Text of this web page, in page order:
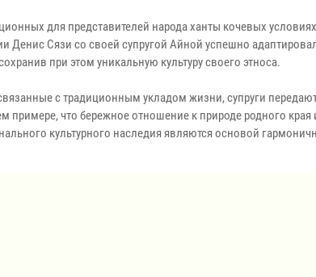
для представителей народа ханты кочевых
Денис Сязи со своей супругой Айной успешно
при этом уникальную культуру своего этноса.
с традиционным укладом жизни, супруги
примере, что бережное отношение к природе родного края
культурного наследия являются основой